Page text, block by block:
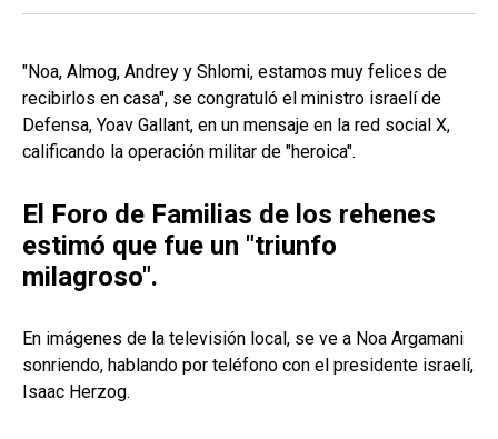
"Noa, Almog, Andrey y Shlomi, estamos muy felices de
recibirlos en casa", se congratuló el ministro israelí de
Defensa, Yoav Gallant, en un mensaje en la red social X,
calificando la operación militar de "heroica".
El Foro de Familias de los rehenes
estimó que fue un "triunfo
milagroso".
En imágenes de la televisión local, se ve a Noa Argamani
sonriendo, hablando por teléfono con el presidente israelí,
Isaac Herzog.